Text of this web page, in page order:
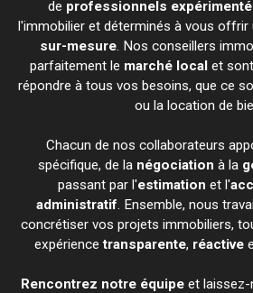
de professionnels
l'immobilier et déterminés à vous offrir
sur-mesure. Nos conseillers
parfaitement le marché local et
répondre à tous vos besoins, que ce
ou la location de
Chacun de nos collaborateurs
spécifique, de la négociation à la
passant par l'estimation et l'
administratif. Ensemble, nous
concrétiser vos projets immobiliers,
expériencetransparente, réactive
Rencontrez notre équipeet laissez-